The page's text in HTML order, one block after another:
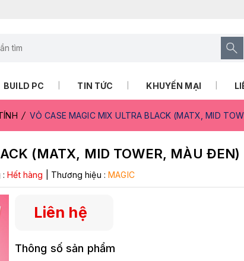
BUILD PC TIN TỨC KHUYẾN MẠI
VỎ CASE MAGIC MIX ULTRA BLACK (MATX, MID
(MATX, MID TOWER, MÀU ĐEN)
:Hết hàng Thương hiệu :MAGIC
Liên hệ
Thông số sản phẩm